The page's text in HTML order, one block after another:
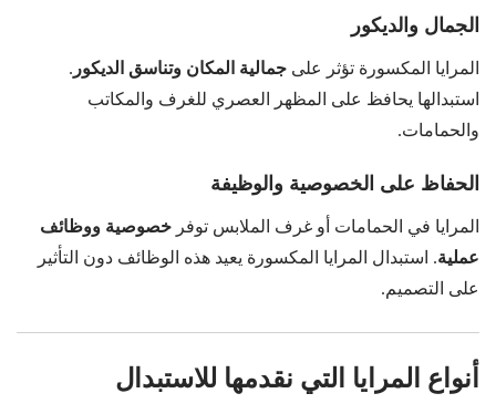
الجمال والديكور
المرايا المكسورة تؤثر على جمالية المكان وتناسق الديكور .
استبدالها يحافظ على المظهر العصري للغرف والمكاتب
والحمامات.
الحفاظ على الخصوصية والوظيفة
المرايا في الحمامات أو غرف الملابس توفر خصوصية ووظائف
عملية. استبدال المرايا المكسورة يعيد هذه الوظائف دون التأثير
على التصميم.
أنواع المرايا التي نقدمها للاستبدال